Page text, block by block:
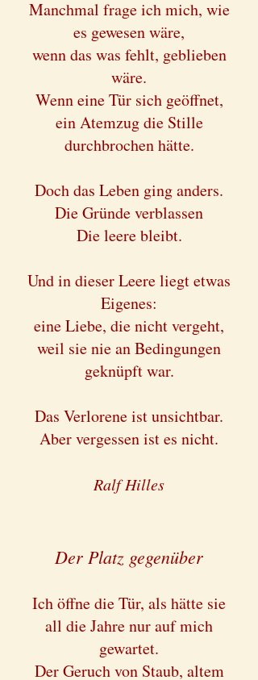
Manchmal frage ich mich, wie
es gewesen wäre,
wenn das was fehlt, geblieben
wäre.
Wenn eine Tür sich geöffnet,
ein Atemzug die Stille
durchbrochen hätte.
Doch das Leben ging anders.
Die Gründe verblassen
Die leere bleibt.
Und in dieser Leere liegt etwas
Eigenes:
eine Liebe, die nicht vergeht,
weil sie nie an Bedingungen
geknüpft war.
Das Verlorene ist unsichtbar.
Aber vergessen ist es nicht.
Ralf Hilles
Der Platz gegenüber
Ich öffne die Tür, als hätte sie
all die Jahre nur auf mich
gewartet.
Der Geruch von Staub, altem